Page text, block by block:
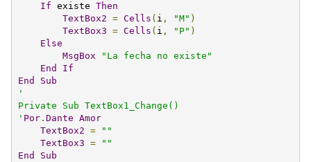
If existe Then
TextBox2
= Cells ( i , "M" )
TextBox3
= Cells ( i , "P" )
Else
MsgBox
"La fecha no existe"
End
If
End
Sub
'
Private Sub TextBox1_Change()
' Por .Dante
Amor
TextBox2
=
""
TextBox3
=
""
End
Sub